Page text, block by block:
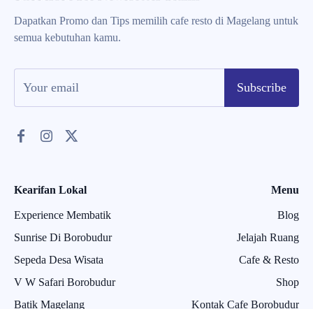
Dapatkan Promo dan Tips memilih cafe resto di Magelang untuk
semua kebutuhan kamu.
Subscribe
Kearifan Lokal
Experience Membatik
Sunrise Di Borobudur
Sepeda Desa Wisata
V W Safari Borobudur
Batik Magelang
Menu
Blog
Jelajah Ruang
Cafe & Resto
Shop
Kontak Cafe Borobudur